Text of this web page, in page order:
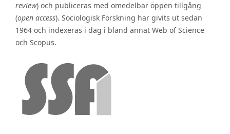
review) och publiceras med omedelbar öppen tillgång
(open access). Sociologisk Forskning har givits ut sedan
1964 och indexeras i dag i bland annat Web of Science
och Scopus.